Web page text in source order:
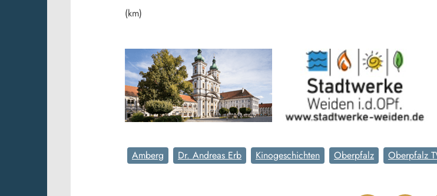
(km)
Amberg Dr. Andreas Erb Kinogeschichten Oberpfalz Oberpfalz